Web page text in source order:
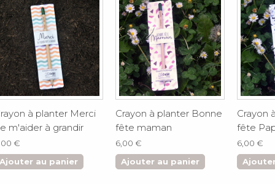
à planter Merci
m'aider à grandir
€
Ajouter au panier
Crayon à planter Bonne
fête maman
6,00 €
Ajouter au panier
Crayon
fête
6,00 €